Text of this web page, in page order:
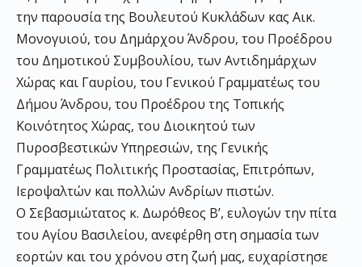
την παρουσία της Βουλευτού Κυκλάδων κας Αικ.
Μονογυιού, του Δημάρχου Άνδρου, του Προέδρου
του Δημοτικού Συμβουλίου, των Αντιδημάρχων
Χώρας και Γαυρίου, του Γενικού Γραμματέως του
Δήμου Άνδρου, του Προέδρου της Τοπικής
Κοινότητος Χώρας, του Διοικητού των
Πυροσβεστικών Υπηρεσιών, της Γενικής
Γραμματέως Πολιτικής Προστασίας, Επιτρόπων,
Ιεροψαλτών και πολλών Ανδρίων πιστών.
Ο Σεβασμιώτατος κ. Δωρόθεος Β’, ευλογών την πίτα
του Αγίου Βασιλείου, ανεφέρθη στη σημασία των
εορτών και του χρόνου στη ζωή μας, ευχαρίστησε